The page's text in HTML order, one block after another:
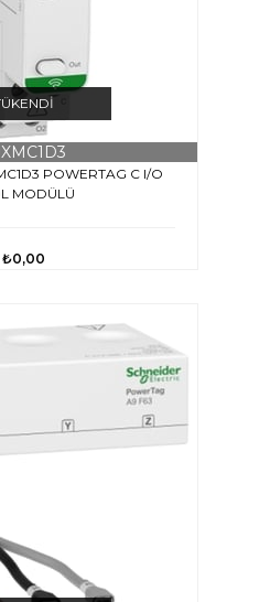
POWERTAG C I/O
MODÜLÜ
₺0,00